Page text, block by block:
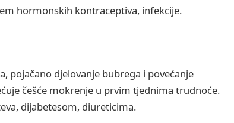
hormonskih kontraceptiva, infekcije.
pojačano djelovanje bubrega i povećanje
češće mokrenje u prvim tjednima trudnoće.
dijabetesom, diureticima.